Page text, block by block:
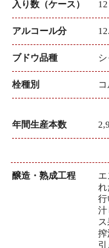
入り数（ケース） 12
アルコール分
ブドウ品種
栓種別
年間生産本数
醸造・熟成工程